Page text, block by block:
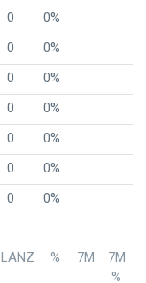
0
0%
0
0%
0
0%
0
0%
0
0%
0
0%
0 0%
LANZ % 7M
7M
%